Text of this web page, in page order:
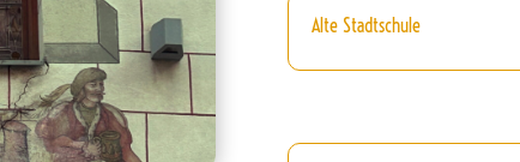
Alte Stadtschule